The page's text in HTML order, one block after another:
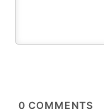
0 COMMENTS